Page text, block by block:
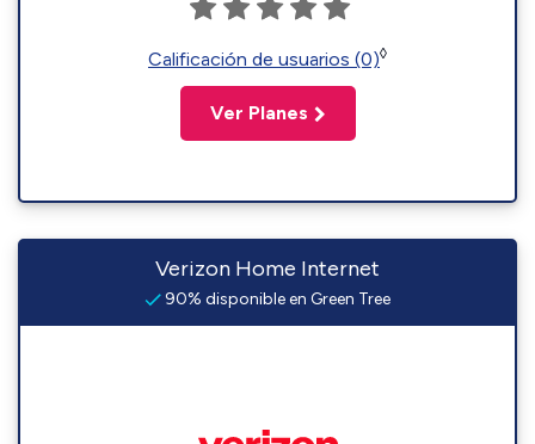
Calificación de usuarios (0)◊
Ver Planes
Verizon Home Internet
90% disponible en Green Tree